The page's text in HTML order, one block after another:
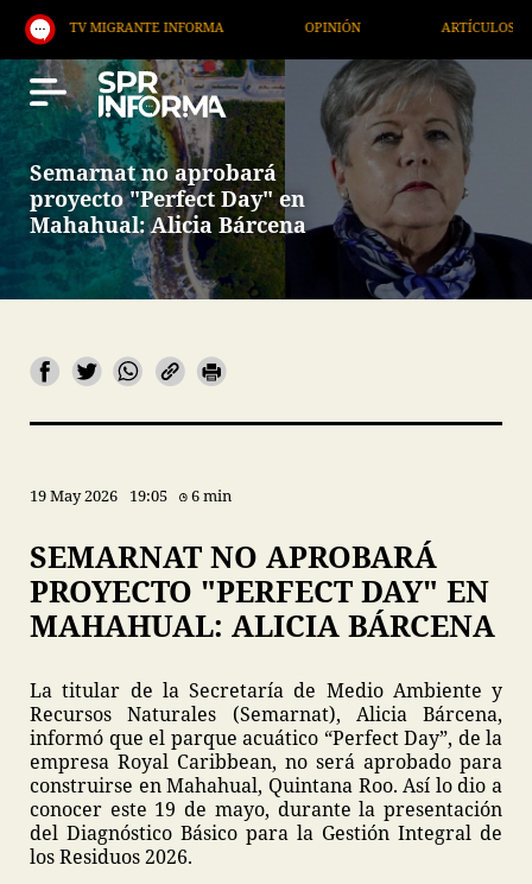
TV MIGRANTE INFORMA ARTÍCULOS
Semarnat no aprobará
proyecto "Perfect Day" en
Mahahual: Alicia Bárcena
19 May 2026 19:05 6 min
SEMARNAT NO APROBARÁ
PROYECTO "PERFECT DAY" EN
MAHAHUAL: ALICIA BÁRCENA
La titular de la Secretaría de Medio Ambiente y
Recursos Naturales (Semarnat), Alicia Bárcena,
informó que el parque acuático “Perfect Day”, de la
empresa Royal Caribbean, no será aprobado para
construirse en Mahahual, Quintana Roo. Así lo dio a
conocer este 19 de mayo, durante la presentación
del Diagnóstico Básico para la Gestión Integral de
los Residuos 2026.